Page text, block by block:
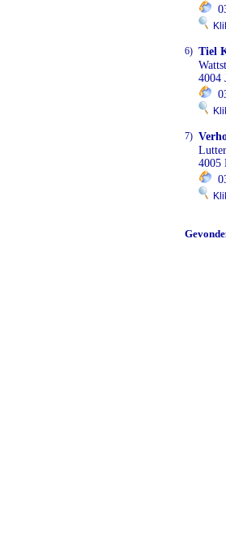
6) Tiel
4004
7)